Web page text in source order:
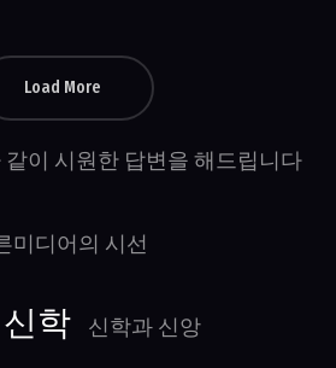
Load More
같이 시원한 답변을 해드립니다
미디어의 시선
학 신학과 신앙